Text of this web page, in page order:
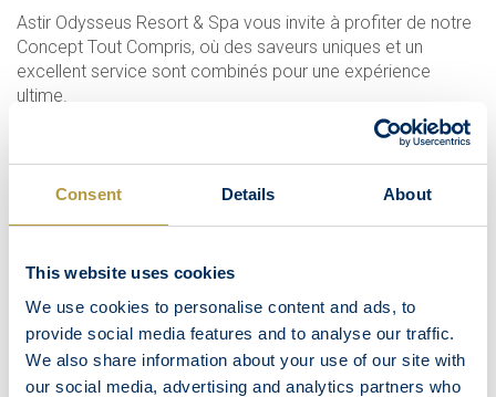
Consent Details About
This website uses cookies
We use cookies to personalise content and ads, to
provide social media features and to analyse our traffic.
We also share information about your use of our site with
our social media, advertising and analytics partners who
Astir Odysseus Resort & Spa vous invite à profiter de notre
Concept Tout Compris, où des saveurs uniques et un
excellent service sont combinés pour une expérience
ultime.
RESTAURATION
RESTAURANTS
BARS
ALL-INCLUSIVE